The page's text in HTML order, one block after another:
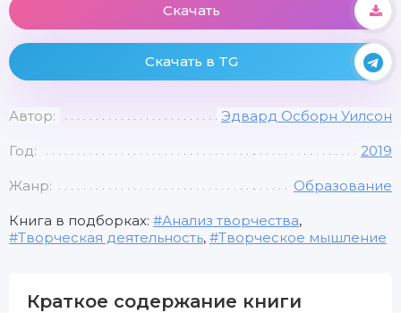
Скачать
Скачать в TG
Автор: Эдвард Осборн Уилсон
Год: 2019
Жанр: Образование
Книга в подборках: Анализ творчества,
Творческая деятельность, Творческое мышление
Краткое содержание книги